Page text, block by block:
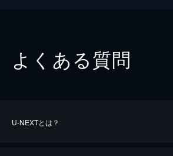
よくある質問
U-NEXTとは？